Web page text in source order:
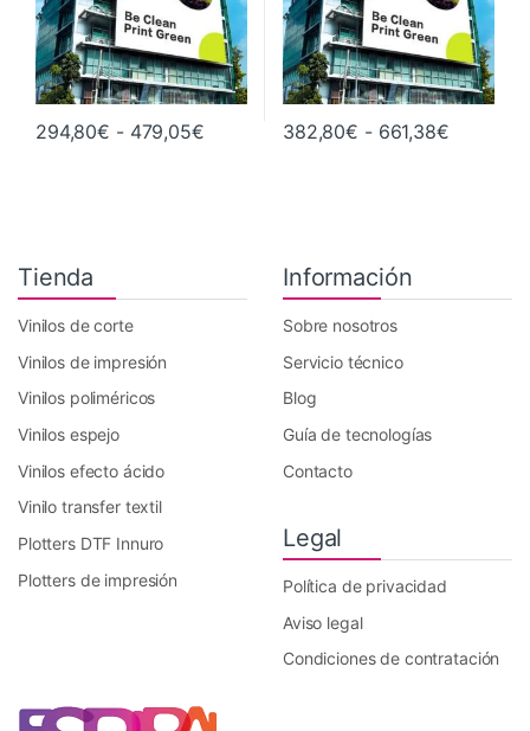
294,80€ - 479,05€Rango de precios: desde 294,80€
Este producto tiene múltiples variantes. Las opciones se
382,80€ - 661,38€Rango
Este producto tiene múltiples
Tienda
Vinilos de corte
Vinilos de impresión
Vinilos poliméricos
Vinilos espejo
Vinilos efecto ácido
Vinilo transfer textil
Plotters DTF Innuro
Plotters de impresión
Información
Sobre nosotros
Servicio técnico
Blog
Guía de tecnologías
Contacto
Legal
Política de privacidad
Aviso legal
Condiciones de contratación